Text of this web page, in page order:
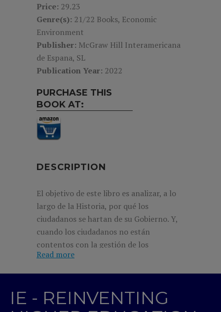
Price: 29.23
Genre(s): 21/22 Books, Economic
Environment
Publisher: McGraw Hill Interamericana
de Espana, SL
Publication Year: 2022
PURCHASE THIS
BOOK AT:
DESCRIPTION
El objetivo de este libro es analizar, a lo
largo de la Historia, por qué los
ciudadanos se hartan de su Gobierno. Y,
cuando los ciudadanos no están
contentos con la gestión de los
gobernantes, exigen un cambio. Buena
en la política económica. Estos cambios
cíclicos, en principio debidos a
Read more
IE - REINVENTING